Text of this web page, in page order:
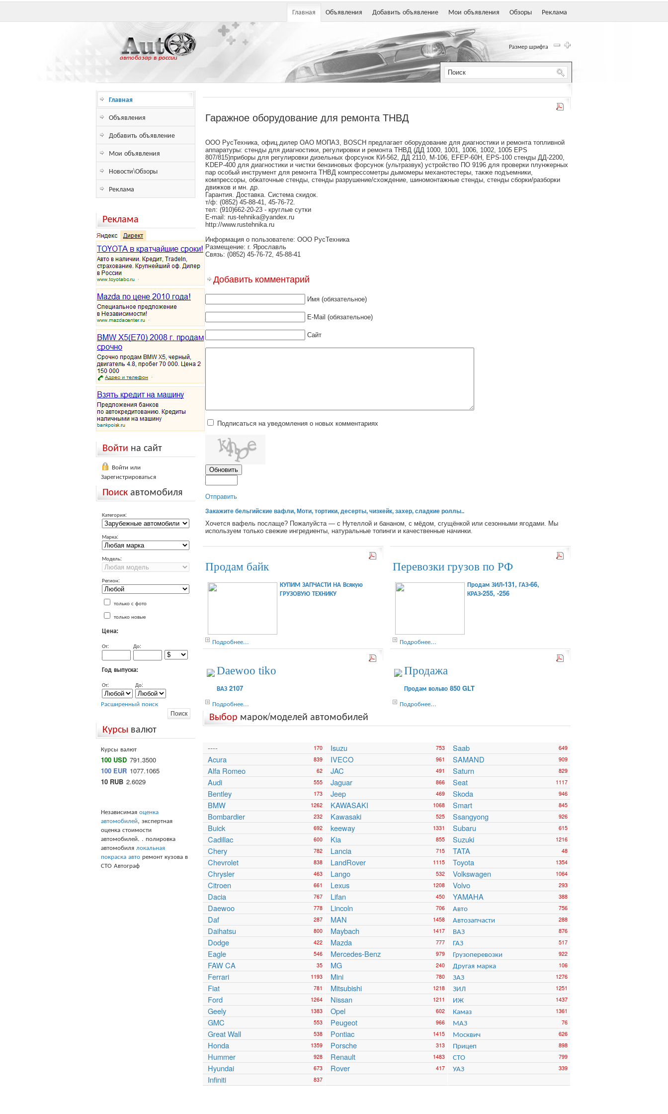
Главная Объявления Добавить объявление Мои объявления Обзоры Реклама
автобазар в россии
Размер шрифта
Главная
Объявления
Добавить объявление
Мои объявления
Новости\Обзоры
Реклама
Реклама
Войти на сайт
Войти или
Зарегистрироваться
Поискавтомобиля
Категория:
Марка:
Модель:
Регион:
только с фото
только новые
Цена:
От: До:
Год выпуска:
От: До:
Расширенный поиск
Курсы валют
Курсы валют
100 USD 791.3500
100 EUR 1077.1065
10 RUB 2.6029
Независимая оценка
автомобилей, экспертная
оценка стоимости
автомобилей. . полировка
автомобиля локальная
покраска авто ремонт кузова в
СТО Автограф
Гаражное оборудование для ремонта ТНВД
ООО РусТехника, офиц.дилер ОАО МОПАЗ, BOSCH предлагает оборудование для диагностики и ремонта топливной
аппаратуры: стенды для диагностики, регулировки и ремонта ТНВД (ДД 1000, 1001, 1006, 1002, 1005 EPS
807/815)приборы для регулировки дизельных форсунок КИ-562, ДД 2110, М-106, EFEP-60H, EPS-100 стенды ДД-2200,
KDEP-400 для диагностики и чистки бензиновых форсунок (ультразвук) устройство ПО 9196 для проверки плунжерных
пар особый инструмент для ремонта ТНВД компрессометры дымомеры механотестеры, также подъемники,
компрессоры, обкаточные стенды, стенды разрушение/схождение, шиномонтажные стенды, стенды сборки/разборки
движков и мн. др.
Гарантия. Доставка. Система скидок.
т/ф: (0852) 45-88-41, 45-76-72.
тел: (910)662-20-23 - круглые сутки
E-mail: rus-tehnika@yandex.ru
http://www.rustehnika.ru
Информация о пользователе: ООО РусТехника
Размещение: г. Ярославль
Связь: (0852) 45-76-72, 45-88-41
Добавить комментарий
Имя (обязательное)
E-Mail (обязательное)
Сайт
Подписаться на уведомления о новых комментариях
Отправить
Закажите бельгийские вафли, Моти, тортики, десерты, чизкейк, захер, сладкие роллы..
Хочется вафель послаще? Пожалуйста — с Нутеллой и бананом, с мёдом, сгущёнкой или сезонными ягодами. Мы
используем только свежие ингредиенты, натуральные топинги и качественные начинки.
Продам байк
КУПИМ ЗАПЧАСТИ НА Всякую
ГРУЗОВУЮ ТЕХНИКУ
Подробнее...
Перевозки грузов по РФ
Продам ЗИЛ-131, ГАЗ-66,
КРАЗ-255, -256
Подробнее...
Daewoo tiko
ВАЗ 2107
Подробнее...
Продажа
Продам вольво 850 GLT
Подробнее...
Выбор марок/моделей автомобилей
---- 170 Isuzu 753 Saab 649
Acura 839 IVECO 961 SAMAND 909
Alfa Romeo 62 JAC 491 Saturn 829
Audi 555 Jaguar 866 Seat 1117
Bentley 173 Jeep 469 Skoda 946
BMW 1262 KAWASAKI 1068 Smart 845
Bombardier 232 Kawasaki 525 Ssangyong 926
Buick 692 keeway 1331 Subaru 615
Cadillac 600 Kia 855 Suzuki 1216
Chery 782 Lancia 715 TATA 48
Chevrolet 838 LandRover 1115 Toyota 1354
Chrysler 463 Lango 532 Volkswagen 1064
Citroen 661 Lexus 1208 Volvo 293
Dacia 767 Lifan 450 YAMAHA 388
Daewoo 778 Lincoln 706 Авто 756
Daf 287 MAN 1458 Автозапчасти 288
Daihatsu 800 Maybach 1417 ВАЗ 876
Dodge 422 Mazda 777 ГАЗ 517
Eagle 546 Mercedes-Benz 979 Грузоперевозки 922
FAW CA 35 MG 240 Другая марка 106
Ferrari 1193 Mini 780 ЗАЗ 1276
Fiat 781 Mitsubishi 1218 ЗИЛ 1251
Ford 1264 Nissan 1211 ИЖ 1437
Geely 1383 Opel 602 Камаз 1361
GMC 553 Peugeot 966 МАЗ 76
Great Wall 538 Pontiac 1415 Москвич 626
Honda 1359 Porsche 313 Прицеп 898
Hummer 928 Renault 1483 СТО 799
Hyundai 673 Rover 417 УАЗ 339
Infiniti 837